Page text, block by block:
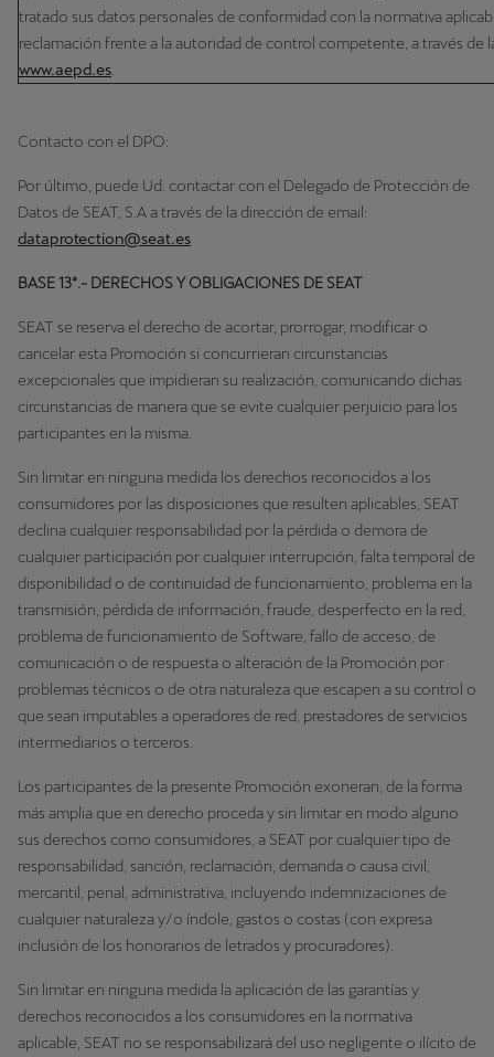
tratado sus datos personales de conformidad con la normativa
reclamación frente a la autoridad de control competente, a través de
www.aepd.es
Contacto con el DPO:
Por último, puede Ud. contactar con el Delegado de Protección de
Datos de SEAT, S.A a través de la dirección de email:
dataprotection@seat.es
BASE 13ª.- DERECHOS Y OBLIGACIONES DE SEAT
SEAT se reserva el derecho de acortar, prorrogar, modificar o
cancelar esta Promoción si concurrieran circunstancias
excepcionales que impidieran su realización, comunicando dichas
circunstancias de manera que se evite cualquier perjuicio para los
participantes en la misma.
Sin limitar en ninguna medida los derechos reconocidos a los
consumidores por las disposiciones que resulten aplicables, SEAT
declina cualquier responsabilidad por la pérdida o demora de
cualquier participación por cualquier interrupción, falta temporal de
disponibilidad o de continuidad de funcionamiento, problema en la
transmisión, pérdida de información, fraude, desperfecto en la red,
problema de funcionamiento de Software, fallo de acceso, de
comunicación o de respuesta o alteración de la Promoción por
problemas técnicos o de otra naturaleza que escapen a su control o
que sean imputables a operadores de red, prestadores de servicios
intermediarios o terceros.
Los participantes de la presente Promoción exoneran, de la forma
más amplia que en derecho proceda y sin limitar en modo alguno
sus derechos como consumidores, a SEAT por cualquier tipo de
responsabilidad, sanción, reclamación, demanda o causa civil,
mercantil, penal, administrativa, incluyendo indemnizaciones de
cualquier naturaleza y/o índole, gastos o costas (con expresa
inclusión de los honorarios de letrados y procuradores).
Sin limitar en ninguna medida la aplicación de las garantías y
derechos reconocidos a los consumidores en la normativa
aplicable, SEAT no se responsabilizará del uso negligente o ilícito de